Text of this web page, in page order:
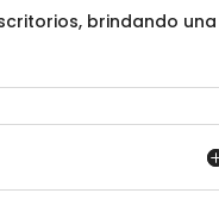
brindando una